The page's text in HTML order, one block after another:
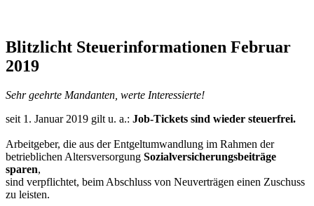
Blitzlicht Steuerinformationen Februar
2019
Sehr geehrte Mandanten, werte Interessierte!
seit 1. Januar 2019 gilt u. a.: Job-Tickets sind wieder steuerfrei.
Arbeitgeber, die aus der Entgeltumwandlung im Rahmen der
betrieblichen Altersversorgung Sozialversicherungsbeiträge
sparen,
sind verpflichtet, beim Abschluss von Neuverträgen einen Zuschuss
zu leisten.